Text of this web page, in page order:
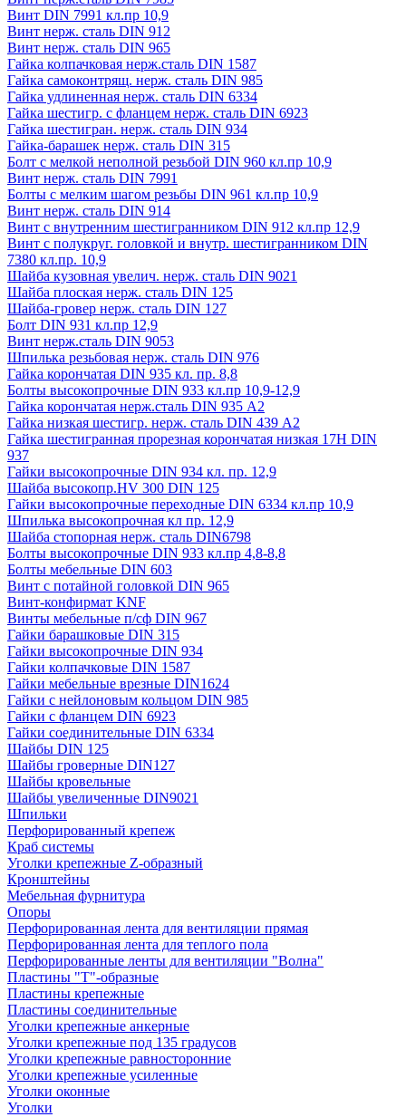
Винт DIN 7991 кл.пр 10,9
Винт нерж. сталь DIN 912
Винт нерж. сталь DIN 965
Гайка колпачковая нерж.сталь DIN 1587
Гайка самоконтрящ. нерж. сталь DIN 985
Гайка удлиненная нерж. сталь DIN 6334
Гайка шестигр. с фланцем нерж. сталь DIN 6923
Гайка шестигран. нерж. сталь DIN 934
Гайка-барашек нерж. сталь DIN 315
Болт с мелкой неполной резьбой DIN 960 кл.пр 10,9
Винт нерж. сталь DIN 7991
Болты с мелким шагом резьбы DIN 961 кл.пр 10,9
Винт нерж. сталь DIN 914
Винт с внутренним шестигранником DIN 912 кл.пр 12,9
Винт с полукруг. головкой и внутр. шестигранником DIN
7380 кл.пр. 10,9
Шайба кузовная увелич. нерж. сталь DIN 9021
Шайба плоская нерж. сталь DIN 125
Шайба-гровер нерж. сталь DIN 127
Болт DIN 931 кл.пр 12,9
Винт нерж.сталь DIN 9053
Шпилька резьбовая нерж. сталь DIN 976
Гайка корончатая DIN 935 кл. пр. 8,8
Болты высокопрочные DIN 933 кл.пр 10,9-12,9
Гайка корончатая нерж.сталь DIN 935 А2
Гайка низкая шестигр. нерж. сталь DIN 439 А2
Гайка шестигранная прорезная корончатая низкая 17H DIN
937
Гайки высокопрочные DIN 934 кл. пр. 12,9
Шайба высокопр.HV 300 DIN 125
Гайки высокопрочные переходные DIN 6334 кл.пр 10,9
Шпилька высокопрочная кл пр. 12,9
Шайба стопорная нерж. сталь DIN6798
Болты высокопрочные DIN 933 кл.пр 4,8-8,8
Болты мебельные DIN 603
Винт с потайной головкой DIN 965
Винт-конфирмат KNF
Винты мебельные п/сф DIN 967
Гайки барашковые DIN 315
Гайки высокопрочные DIN 934
Гайки колпачковые DIN 1587
Гайки мебельные врезные DIN1624
Гайки с нейлоновым кольцом DIN 985
Гайки с фланцем DIN 6923
Гайки соединительные DIN 6334
Шайбы DIN 125
Шайбы гроверные DIN127
Шайбы кровельные
Шайбы увеличенные DIN9021
Шпильки
Перфорированный крепеж
Краб системы
Уголки крепежные Z-образный
Кронштейны
Мебельная фурнитура
Опоры
Перфорированная лента для вентиляции прямая
Перфорированная лента для теплого пола
Перфорированные ленты для вентиляции "Волна"
Пластины "Т"-образные
Пластины крепежные
Пластины соединительные
Уголки крепежные анкерные
Уголки крепежные под 135 градусов
Уголки крепежные равносторонние
Уголки крепежные усиленные
Уголки оконные
Уголки